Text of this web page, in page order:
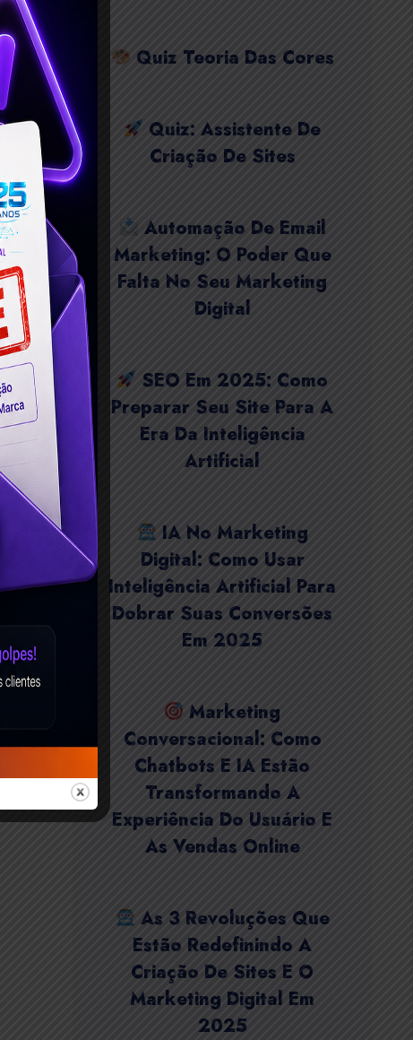
Quiz Teoria Das Cores
Quiz: Assistente De
Criação De Sites
Automação De Email
Marketing: O Poder Que
Falta No Seu Marketing
Digital
SEO Em 2025: Como
Preparar Seu Site Para A
Era Da Inteligência
Artificial
IA No Marketing
Digital: Como Usar
Inteligência Artificial Para
Dobrar Suas Conversões
Em 2025
Marketing
Conversacional: Como
Chatbots E IA Estão
Transformando A
Experiência Do Usuário E
As Vendas Online
As 3 Revoluções Que
Estão Redefinindo A
Criação De Sites E O
Marketing Digital Em
2025